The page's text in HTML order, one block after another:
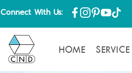
Connect With Us:
HOME SERVICE